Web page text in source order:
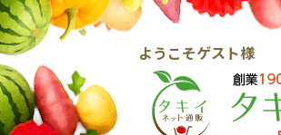
ようこそゲスト様